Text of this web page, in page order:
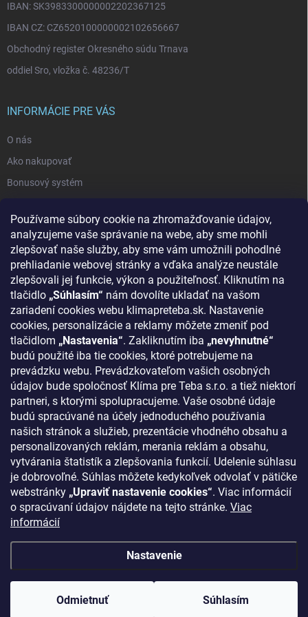
Používame súbory cookie na zhromažďovanie údajov,
analyzujeme vaše správanie na webe, aby sme mohli
zlepšovať naše služby, aby sme vám umožnili pohodlné
prehliadanie webovej stránky a vďaka analýze neustále
zlepšovali jej funkcie, výkon a použiteľnosť. Kliknutím na
tlačidlo „Súhlasím“ nám dovolíte ukladať na vašom
zariadení cookies webu klimapreteba.sk. Nastavenie
cookies, personalizácie a reklamy môžete zmeniť pod
tlačidlom „Nastavenia“. Zakliknutím iba „nevyhnutné“
budú použité iba tie cookies, ktoré potrebujeme na
prevádzku webu. Prevádzkovateľom vašich osobných
údajov bude spoločnosť Klíma pre Teba s.r.o. a tiež niektorí
partneri, s ktorými spolupracujeme. Vaše osobné údaje
budú spracúvané na účely jednoduchého používania
našich stránok a služieb, prezentácie vhodného obsahu a
personalizovaných reklám, merania reklám a obsahu,
vytvárania štatistík a zlepšovania funkcií. Udelenie súhlasu
je dobrovoľné. Súhlas môžete kedykoľvek odvolať v pätičke
webstránky „Upraviť nastavenie cookies“. Viac informácií
o spracúvaní údajov nájdete na tejto stránke. Viac
informácií
Nastavenie
Odmietnuť Súhlasím
IBAN: SK3983300000002202367125
IBAN CZ: CZ6520100000002102656667
Obchodný register Okresného súdu Trnava
oddiel Sro, vložka č. 48236/T
INFORMÁCIE PRE VÁS
O nás
Ako nakupovať
Bonusový systém
Blog - najnovšie články
Obchodné podmienky
Podmienky ochrany osobných údajov
Odstúpenie od zmluvy
Kontakty
KONTAKT
klima@klimapreteba.sk
0907 044 080
https://www.facebook.com/klimapreteba.sk
klimapreteba
https://www.youtube.com/@klimapreteba
nastavenie cookies